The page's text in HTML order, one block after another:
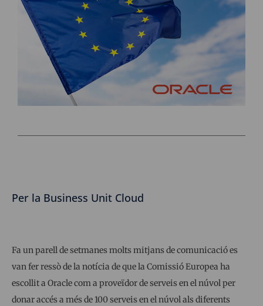
Per la Business Unit Cloud
Fa un parell de setmanes molts mitjans de comunicació es
van fer ressò de la notícia de que la Comissió Europea ha
escollit a Oracle com a proveïdor de serveis en el núvol per
donar accés a més de 100 serveis en el núvol als diferents